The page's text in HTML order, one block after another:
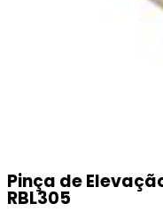
Pinça de
RBL305